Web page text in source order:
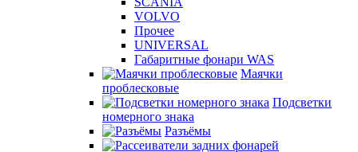
VOLVO
Прочее
UNIVERSAL
Габаритные фонари WAS
Маячки
проблесковые
Подсветки
номерного знака
Разъёмы